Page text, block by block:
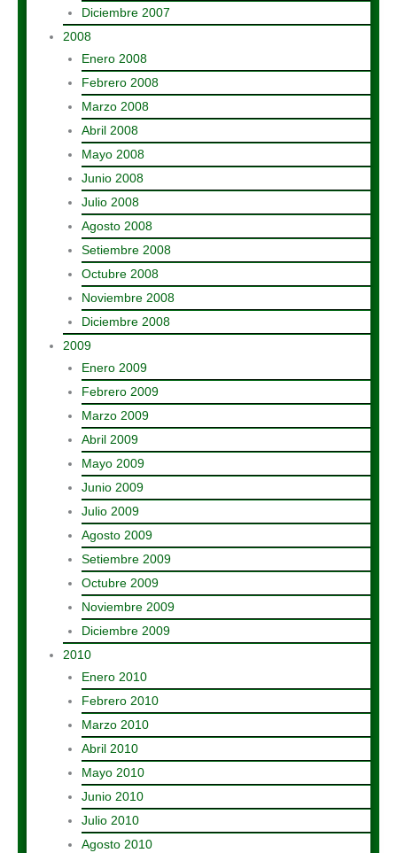
Diciembre 2007
2008
Enero 2008
Febrero 2008
Marzo 2008
Abril 2008
Mayo 2008
Junio 2008
Julio 2008
Agosto 2008
Setiembre 2008
Octubre 2008
Noviembre 2008
Diciembre 2008
2009
Enero 2009
Febrero 2009
Marzo 2009
Abril 2009
Mayo 2009
Junio 2009
Julio 2009
Agosto 2009
Setiembre 2009
Octubre 2009
Noviembre 2009
Diciembre 2009
2010
Enero 2010
Febrero 2010
Marzo 2010
Abril 2010
Mayo 2010
Junio 2010
Julio 2010
Agosto 2010